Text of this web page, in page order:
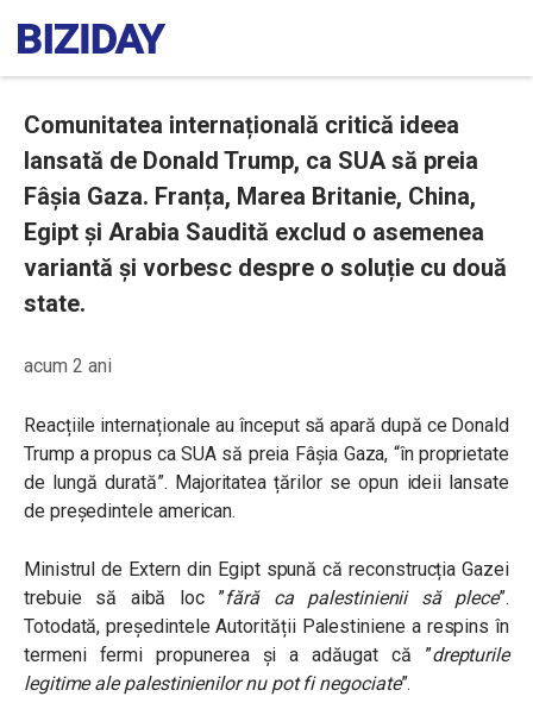
Comunitatea internațională critică ideea
lansată de Donald Trump, ca SUA să preia
Fâșia Gaza. Franța, Marea Britanie, China,
Egipt și Arabia Saudită exclud o asemenea
variantă și vorbesc despre o soluție cu două
state.
acum 2 ani
Reacțiile internaționale au început să apară după ce Donald
Trump a propus ca SUA să preia Fâșia Gaza, “în proprietate
de lungă durată”. Majoritatea țărilor se opun ideii lansate
de președintele american.
Ministrul de Extern din Egipt spună că reconstrucția Gazei
trebuie să aibă loc ”fără ca palestinienii să plece”.
Totodată, președintele Autorității Palestiniene a respins în
termeni fermi propunerea și a adăugat că ”drepturile
legitime ale palestinienilor nu pot fi negociate”.